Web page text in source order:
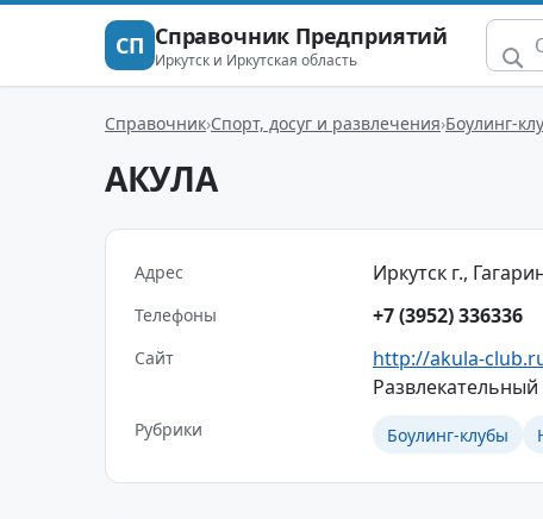
СП Справочник Предприятий
Иркутск и Иркутская область
Справочник Спорт, досуг и развлечения Боулинг-
АКУЛА
Адрес Иркутск г.,
Телефоны +7 (3952) 336336
Сайт
http://akula-
Развлекательный
Рубрики Боулинг-клубы